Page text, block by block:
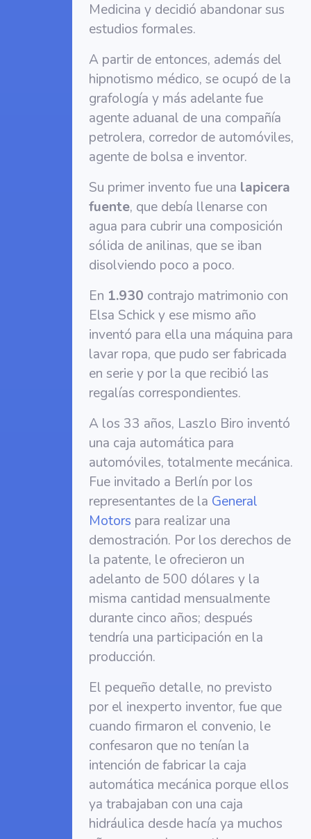
Medicina y decidió abandonar sus
estudios formales.
A partir de entonces, además del
hipnotismo médico, se ocupó de la
grafología y más adelante fue
agente aduanal de una compañía
petrolera, corredor de automóviles,
agente de bolsa e inventor.
Su primer invento fue una lapicera
fuente, que debía llenarse con
agua para cubrir una composición
sólida de anilinas, que se iban
disolviendo poco a poco.
En 1.930 contrajo matrimonio con
Elsa Schick y ese mismo año
inventó para ella una máquina para
lavar ropa, que pudo ser fabricada
en serie y por la que recibió las
regalías correspondientes.
A los 33 años, Laszlo Biro inventó
una caja automática para
automóviles, totalmente mecánica.
Fue invitado a Berlín por los
representantes de la General
Motors para realizar una
demostración. Por los derechos de
la patente, le ofrecieron un
adelanto de 500 dólares y la
misma cantidad mensualmente
durante cinco años; después
tendría una participación en la
producción.
El pequeño detalle, no previsto
por el inexperto inventor, fue que
cuando firmaron el convenio, le
confesaron que no tenían la
intención de fabricar la caja
automática mecánica porque ellos
ya trabajaban con una caja
hidráulica desde hacía ya muchos